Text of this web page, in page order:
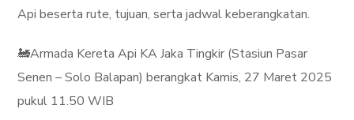
Api beserta rute, tujuan, serta jadwal keberangkatan.
🚂Armada Kereta Api KA Jaka Tingkir (Stasiun Pasar
Senen – Solo Balapan) berangkat Kamis, 27 Maret 2025
pukul 11.50 WIB